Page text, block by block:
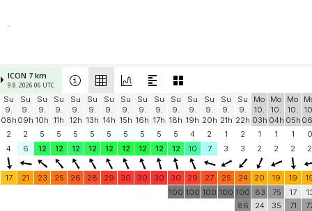
-
ICON 7 km
9.8. 2026 06 UTC
Su
9.
08h
Su
9.
09h
Su
9.
10h
Su
9.
11h
Su
9.
12h
Su
9.
13h
Su
9.
14h
Su
9.
15h
Su
9.
16h
Su
9.
17h
Su
9.
18h
Su
9.
19h
Su
9.
20h
Su
9.
21h
Su
9.
22h
Mo
10.
03h
Mo
10.
04h
Mo
10.
05h
2
2 5 5 5 5 5 5 5 5 5 4 2 1 2 1 1 1
0
4
6 12 12 12 12 12 12 12 12 12 10 7 3 3 2 2 2 2
17 21 23 25 26 28 29 30 30 30 30 29 27 25 24 20 19 19
100 100 100 100 100
86
83
24
75
35
17
71